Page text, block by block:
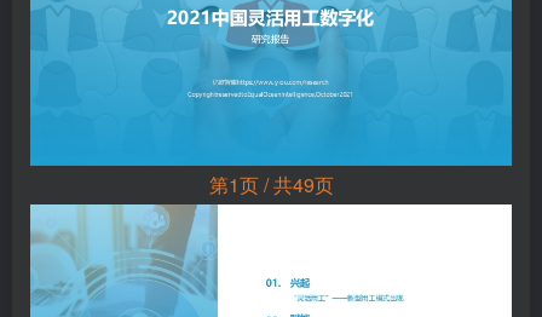
第1页 / 共49页